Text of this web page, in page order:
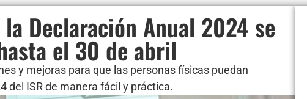
Declaración Anual 2024 se
el 30 de abril
y mejoras para que las personas físicas puedan
del ISR de manera fácil y práctica.